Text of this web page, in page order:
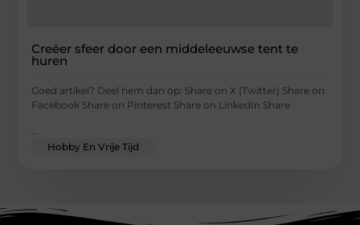
Creëer sfeer door een middeleeuwse tent te
huren
Goed artikel? Deel hem dan op: Share on X (Twitter) Share on
Facebook Share on Pinterest Share on LinkedIn Share
...
Hobby En Vrije Tijd